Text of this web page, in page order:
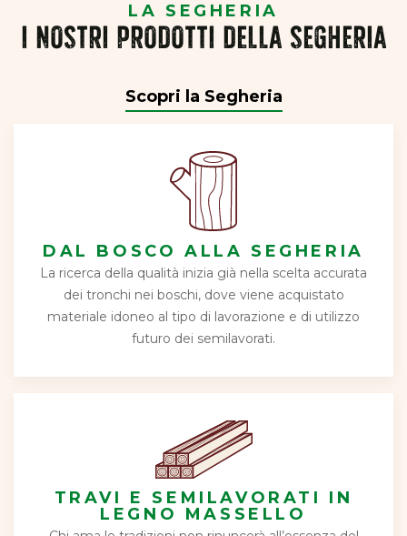
LA SEGHERIA
I NOSTRI PRODOTTI DELLA SEGHERIA
Scopri la Segheria
DAL BOSCO ALLA SEGHERIA
La ricerca della qualità inizia già nella scelta accurata
dei tronchi nei boschi, dove viene acquistato
materiale idoneo al tipo di lavorazione e di utilizzo
futuro dei semilavorati.
TRAVI E SEMILAVORATI IN
LEGNO MASSELLO